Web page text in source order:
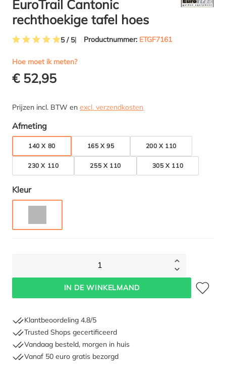
EuroTrail Cantonic
rechthoekige tafel hoes
5 / 5 Productnummer: ETGF7161
Hoe moet ik meten?
€ 52,95
Prijzen incl. BTW en excl. verzendkosten
Selecteer
Afmeting
140 X 80 165 X 95 200 X 110
230 X 110 255 X 110 305 X 110
Selecteer
Kleur
1
IN DE WINKELMAND
Klantbeoordeling 4.8/5
Trusted Shops gecertificeerd
Vandaag besteld, morgen in huis
Vanaf 50 euro gratis bezorgd